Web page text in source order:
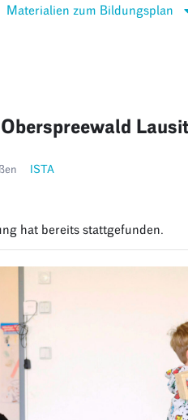
Materialien zum Bildungsplan
ISTA
hat bereits stattgefunden.